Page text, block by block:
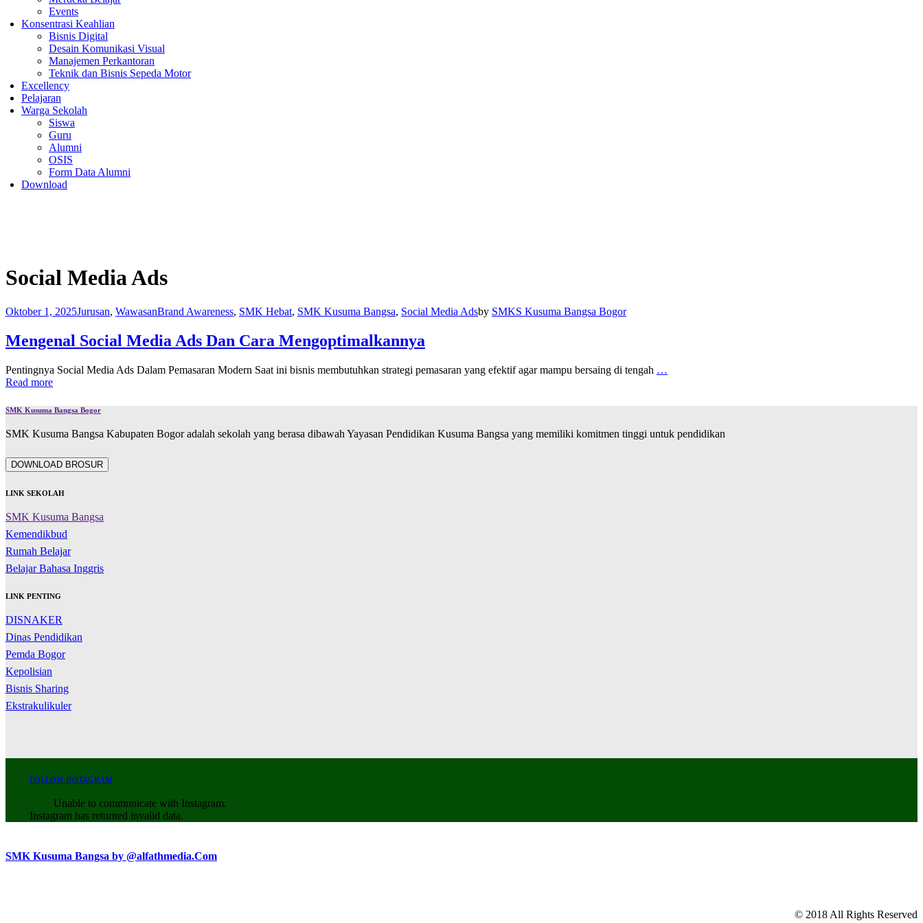
Events
Konsentrasi Keahlian
Bisnis Digital
Desain Komunikasi Visual
Manajemen Perkantoran
Teknik dan Bisnis Sepeda Motor
Excellency
Pelajaran
Warga Sekolah
Siswa
Guru
Alumni
OSIS
Form Data Alumni
Download
Social Media Ads
Oktober 1, 2025Jurusan, WawasanBrand Awareness, SMK Hebat, SMK Kusuma Bangsa, Social Media Adsby SMKS Kusuma Bangsa Bogor
Mengenal Social Media Ads Dan Cara Mengoptimalkannya
Pentingnya Social Media Ads Dalam Pemasaran Modern Saat ini bisnis membutuhkan strategi pemasaran yang efektif agar mampu bersaing di tengah …
Read more
SMK Kusuma Bangsa Bogor
SMK Kusuma Bangsa Kabupaten Bogor adalah sekolah yang berasa dibawah Yayasan Pendidikan Kusuma Bangsa yang memiliki komitmen tinggi untuk pendidikan
DOWNLOAD BROSUR
LINK SEKOLAH
SMK Kusuma Bangsa
Kemendikbud
Rumah Belajar
Belajar Bahasa Inggris
LINK PENTING
DISNAKER
Dinas Pendidikan
Pemda Bogor
Kepolisian
Bisnis Sharing
Ekstrakulikuler
FOLLOW INSTAGRAM
Unable to communicate with Instagram.
Instagram has returned invalid data.
SMK Kusuma Bangsa by @alfathmedia.Com
© 2018 All Rights Reserved